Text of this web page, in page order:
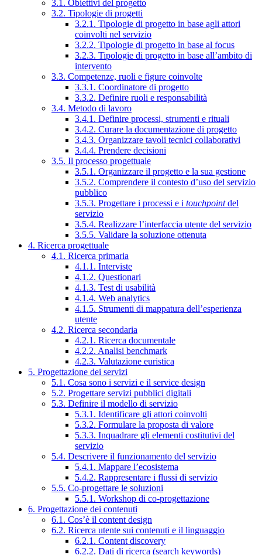
3.1. Obiettivi del progetto
3.2. Tipologie di progetti
3.2.1. Tipologie di progetto in base agli attori
coinvolti nel servizio
3.2.2. Tipologie di progetto in base al focus
3.2.3. Tipologie di progetto in base all’ambito di
intervento
3.3. Competenze, ruoli e figure coinvolte
3.3.1. Coordinatore di progetto
3.3.2. Definire ruoli e responsabilità
3.4. Metodo di lavoro
3.4.1. Definire processi, strumenti e rituali
3.4.2. Curare la documentazione di progetto
3.4.3. Organizzare tavoli tecnici collaborativi
3.4.4. Prendere decisioni
3.5. Il processo progettuale
3.5.1. Organizzare il progetto e la sua gestione
3.5.2. Comprendere il contesto d’uso del servizio
pubblico
3.5.3. Progettare i processi e i touchpointdel
servizio
3.5.4. Realizzare l’interfaccia utente del servizio
3.5.5. Validare la soluzione ottenuta
4. Ricerca progettuale
4.1. Ricerca primaria
4.1.1. Interviste
4.1.2. Questionari
4.1.3. Test di usabilità
4.1.4. Web analytics
4.1.5. Strumenti di mappatura dell’esperienza
utente
4.2. Ricerca secondaria
4.2.1. Ricerca documentale
4.2.2. Analisi benchmark
4.2.3. Valutazione euristica
5. Progettazione dei servizi
5.1. Cosa sono i servizi e il service design
5.2. Progettare servizi pubblici digitali
5.3. Definire il modello di servizio
5.3.1. Identificare gli attori coinvolti
5.3.2. Formulare la proposta di valore
5.3.3. Inquadrare gli elementi costitutivi del
servizio
5.4. Descrivere il funzionamento del servizio
5.4.1. Mappare l’ecosistema
5.4.2. Rappresentare i flussi di servizio
5.5. Co-progettare le soluzioni
5.5.1. Workshop di co-progettazione
6. Progettazione dei contenuti
6.1. Cos’è il content design
6.2. Ricerca utente sui contenuti e il linguaggio
6.2.1. Content discovery
6.2.2. Dati di ricerca (search keywords)